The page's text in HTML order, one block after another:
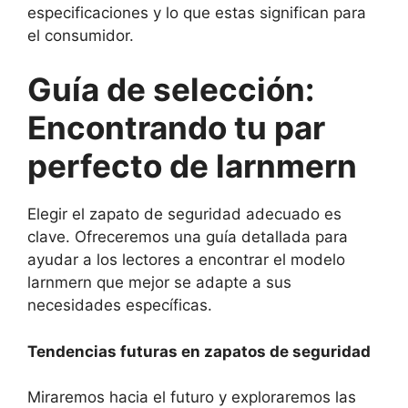
especificaciones y lo que estas significan para
el consumidor.
Guía de selección:
Encontrando tu par
perfecto de larnmern
Elegir el zapato de seguridad adecuado es
clave. Ofreceremos una guía detallada para
ayudar a los lectores a encontrar el modelo
larnmern que mejor se adapte a sus
necesidades específicas.
Tendencias futuras en zapatos de seguridad
Miraremos hacia el futuro y exploraremos las